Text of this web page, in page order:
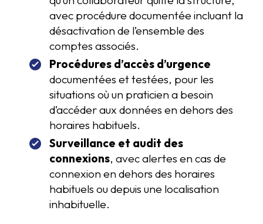
avec procédure documentée incluant la
désactivation de l’ensemble des
comptes associés.
Procédures d’accès d’urgence
documentées et testées, pour les
situations où un praticien a besoin
d’accéder aux données en dehors des
horaires habituels.
Surveillance et audit des
connexions, avec alertes en cas de
connexion en dehors des horaires
habituels ou depuis une localisation
inhabituelle.